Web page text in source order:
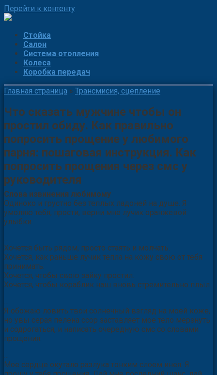
Перейти к контенту
Стойка
Салон
Система отопления
Колеса
Коробка передач
Главная страница » Трансмисия, сцепление
Что сказать мужчине чтобы он
простил обиду. Как правильно
попросить прощение у любимого
парня: пошаговая инструкция. Как
попросить прощения через смс у
руководителя
Слова извинения любимому
Одиноко и грустно без теплых ладоней на душе. Я
умоляю тебя, прости, верни мне лучик оранжевой
улыбки.
…
Хочется быть рядом, просто стаять и молчать.
Хочется, как раньше лучик тепла на кожу свою от тебя
принимать.
Хочется, чтобы свою зайку простил.
Хочется, чтобы кораблик наш вновь стремительно плыл.
…
Я обожаю ловить твои солнечный взгляд на моей коже,
но увы серая пелена ссор заставляет мое тело мерзнуть
и содрогаться, и написать очередную смс со словами
прощения.
…
Мое сердце окутало разлука тонким слоем инея. Я